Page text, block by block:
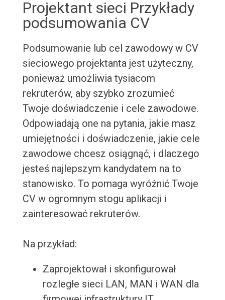
Projektant sieci Przykłady
podsumowania CV
Podsumowanie lub cel zawodowy w CV
sieciowego projektanta jest użyteczny,
ponieważ umożliwia tysiacom
rekruterów, aby szybko zrozumieć
Twoje doświadczenie i cele zawodowe.
Odpowiadają one na pytania, jakie masz
umiejętności i doświadczenie, jakie cele
zawodowe chcesz osiągnąć, i dlaczego
jesteś najlepszym kandydatem na to
stanowisko. To pomaga wyróżnić Twoje
CV w ogromnym stogu aplikacji i
zainteresować rekruterów.
Na przykład:
Zaprojektował i skonfigurował
rozległe sieci LAN, MAN i WAN dla